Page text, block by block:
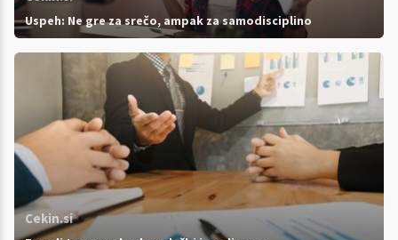
Uspeh: Ne gre za srečo, ampak za samodisciplino
Cekin.si